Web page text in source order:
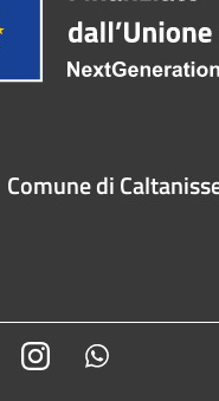
Comune di
YoutubeInstagram